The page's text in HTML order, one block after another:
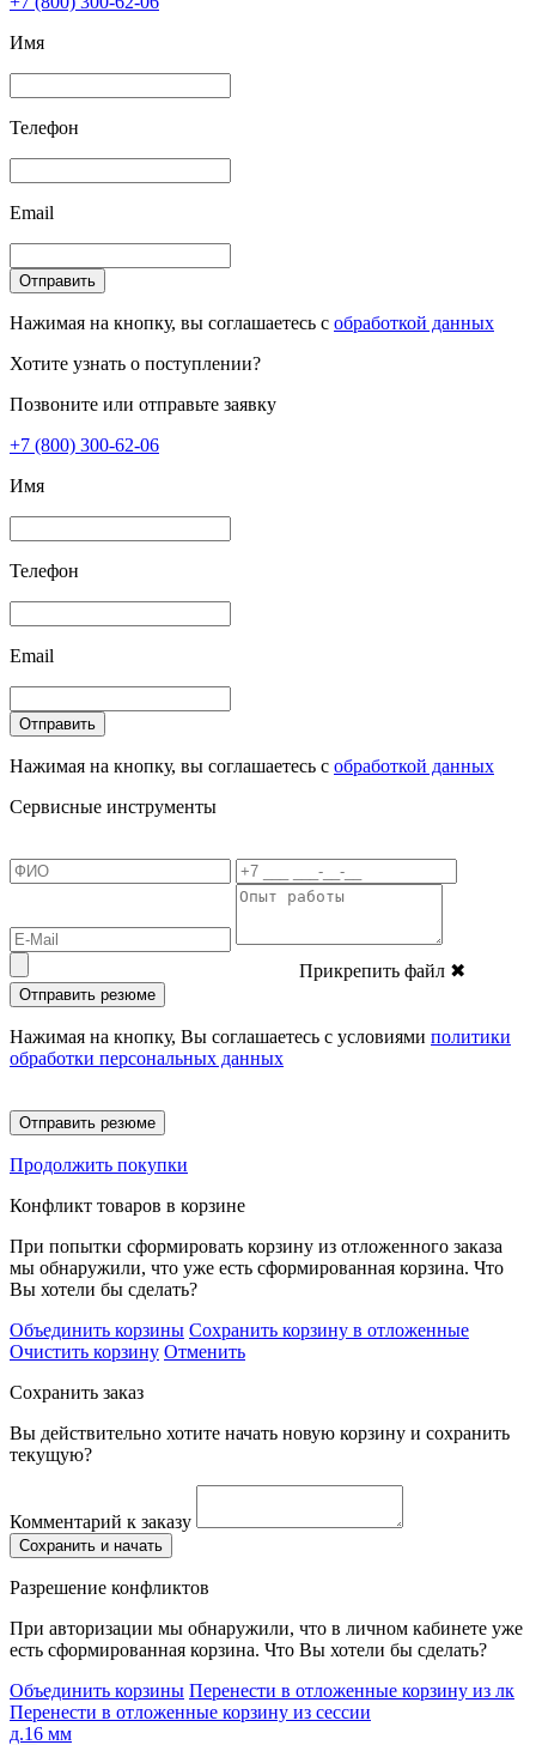
Имя
Телефон
Email
Отправить
Нажимая на кнопку, вы соглашаетесь с обработкой данных
Хотите узнать о поступлении?
Позвоните или отправьте заявку
+7 (800) 300-62-06
Имя
Телефон
Email
Отправить
Нажимая на кнопку, вы соглашаетесь с обработкой данных
Сервисные инструменты
Прикрепить файл ✖
Отправить резюме
Нажимая на кнопку, Вы соглашаетесь с условиями политики
обработки персональных данных
Отправить резюме
Продолжить покупки
Конфликт товаров в корзине
При попытки сформировать корзину из отложенного заказа
мы обнаружили, что уже есть сформированная корзина. Что
Вы хотели бы сделать?
Объединить корзины Сохранить корзину в отложенные
Очистить корзину Отменить
Сохранить заказ
Вы действительно хотите начать новую корзину и сохранить
текущую?
Комментарий к заказу
Сохранить и начать
Разрешение конфликтов
При авторизации мы обнаружили, что в личном кабинете уже
есть сформированная корзина. Что Вы хотели бы сделать?
Объединить корзины Перенести в отложенные корзину из лк
Перенести в отложенные корзину из сессии
д.16 мм